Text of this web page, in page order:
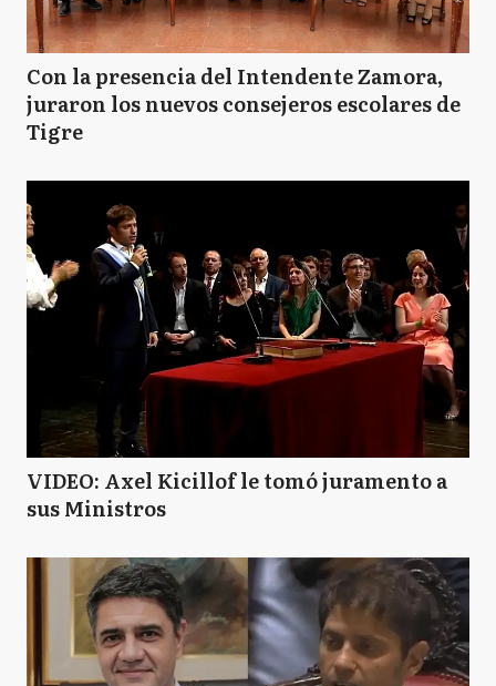
Con la presencia del Intendente Zamora,
juraron los nuevos consejeros escolares de
Tigre
VIDEO: Axel Kicillof le tomó juramento a
sus Ministros